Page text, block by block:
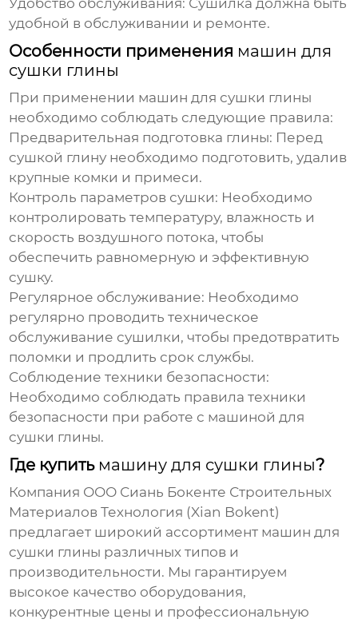
Удобство обслуживания: Сушилка должна быть
удобной в обслуживании и ремонте.
Особенности применения машин для
сушки глины
При применении машин для сушки глины
необходимо соблюдать следующие правила:
Предварительная подготовка глины: Перед
сушкой глину необходимо подготовить, удалив
крупные комки и примеси.
Контроль параметров сушки: Необходимо
контролировать температуру, влажность и
скорость воздушного потока, чтобы
обеспечить равномерную и эффективную
сушку.
Регулярное обслуживание: Необходимо
регулярно проводить техническое
обслуживание сушилки, чтобы предотвратить
поломки и продлить срок службы.
Соблюдение техники безопасности:
Необходимо соблюдать правила техники
безопасности при работе с машиной для
сушки глины.
Где купить машину для сушки глины?
Компания ООО Сиань Бокенте Строительных
Материалов Технология (Xian Bokent)
предлагает широкий ассортимент машин для
сушки глины различных типов и
производительности. Мы гарантируем
высокое качество оборудования,
конкурентные цены и профессиональную